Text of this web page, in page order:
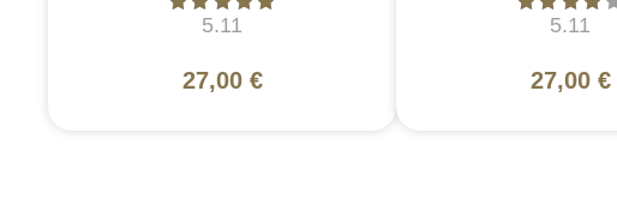
5.11
27,00 €
5.11
27,00 €